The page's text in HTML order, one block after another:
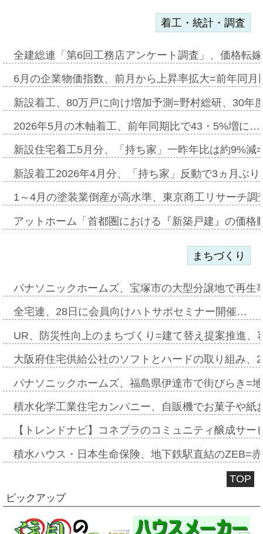
着工・統計・調査
全建総連「第6回工務店アンケート調査」、価格転
6月の企業物価指数、前月から上昇率拡大=前年同
新設着工、80万戸に向け増加予測=野村総研、30年
2026年5月の木軸着工、前年同期比で43・5%増に…
新設住宅着工5月分、「持ち家」一昨年比は約9%
新設着工2026年4月分、「持ち家」反動で3ヵ月ぶ
1～4月の塗装業倒産が高水準、東京商工リサーチ
アットホーム「首都圏における『新築戸建』の価
まちづくり
パナソニックホームズ、宝塚市の大型分譲地で再
全宅連、28日に会員向けハトサポセミナー開催…
UR、防災性向上のまちづくり=建て替え提案推進
大阪府住宅供給公社のソフトとハードの取り組み
パナソニックホームズ、福島県伊達市で街びらき=
積水化学工業住宅カンパニー、自販機でお菓子や
【トレンドナビ】コネプラのコミュニティ醸成サ
積水ハウス・日本生命保険、地下鉄駅直結のZEB=
TOP
ピックアップ